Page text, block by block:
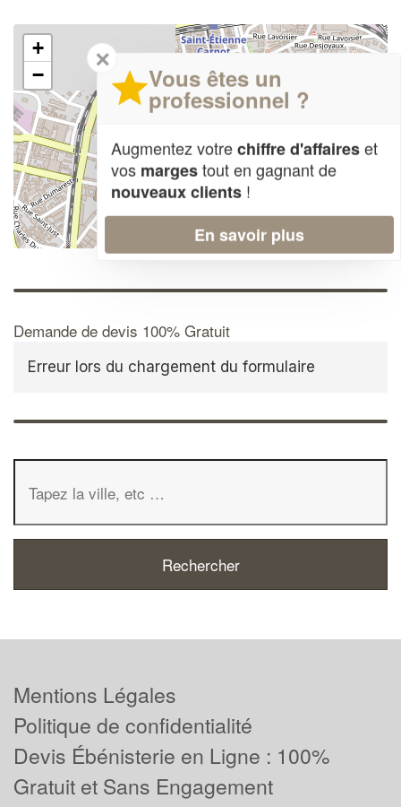
+
−
| Map data ©OpenStreetMap contributors,
Demande de devis 100% Gratuit
Erreur lors du chargement du formulaire
✕
Vous êtes un
professionnel ?
Augmentez votrechiffre d'affaireset
vos margestout en gagnant de
nouveaux clients !
En savoir plus
Mentions Légales
Politique de confidentialité
Devis Ébénisterie en Ligne : 100%
Gratuit et Sans Engagement